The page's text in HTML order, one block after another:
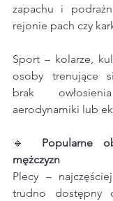
zapachu i
rejonie pach czy
Sport – kolarze,
osoby trenujące
brak
aerodynamiki lub
🔹 Popularne
mężczyzn
Plecy –
trudno dostępny